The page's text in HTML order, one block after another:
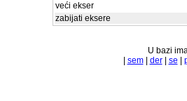
veći ekser
zabijati eksere
U bazi
sem| der| se